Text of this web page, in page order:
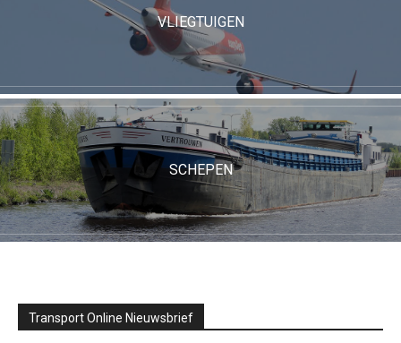
VLIEGTUIGEN
SCHEPEN
Transport Online Nieuwsbrief